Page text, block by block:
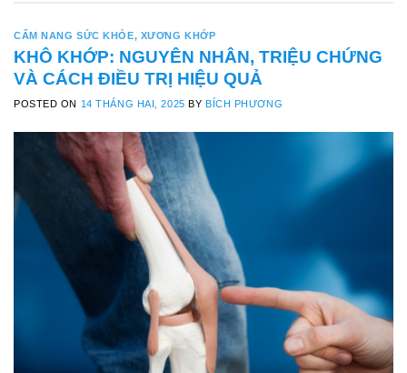
CẨM NANG SỨC KHỎE, XƯƠNG KHỚP
KHÔ KHỚP: NGUYÊN NHÂN, TRIỆU CHỨNG
VÀ CÁCH ĐIỀU TRỊ HIỆU QUẢ
POSTED ON 14 THÁNG HAI, 2025 BY BÍCH PHƯƠNG